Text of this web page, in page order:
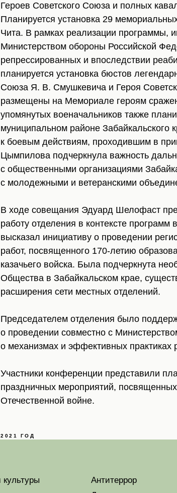
Героев Советского Союза и полных
Планируется установка 29
Чита. В рамках реализации программы,
Министерством обороны Российской
репрессированных и впоследствии
планируется установка бюстов
Союза Я. В. Смушкевича и Героя
размещены на Мемориале героям
упомянутых военачальников также
муниципальном районе
к боевым действиям, проходившим в
Цымпилова подчеркнула важность
с общественными организациями
с молодежными и ветеранскими
В ходе совещания Эдуард Шелофаст
работу отделения в контексте
высказал инициативу о проведении
работ, посвященного 170-летию
казачьего войска. Была подчеркнута
Общества в Забайкальском крае,
расширения сети местных отделений.
Председателем отделения было
о проведении совместно с
о механизмах и эффективных практиках
Участники конференции представили
праздничных мероприятий,
Отечественной войне.
2021 ГОД
Антитеррор